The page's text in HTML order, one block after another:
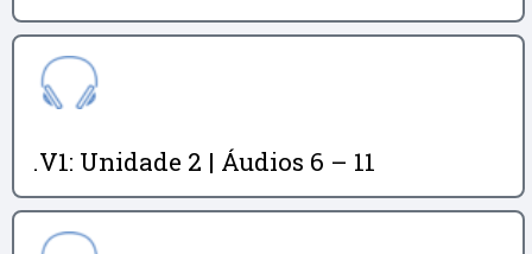
.V1: Unidade 2 | Áudios 6 – 11